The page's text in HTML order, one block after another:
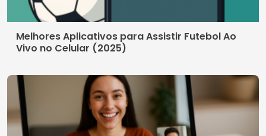
Contato
Quem somos
Termos de Uso
© 2026 AppDigi